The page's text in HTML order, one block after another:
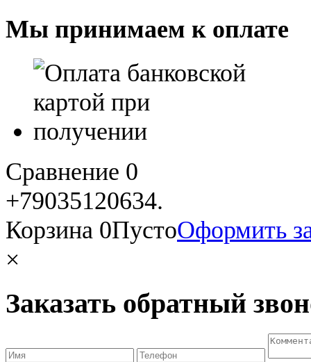
Мы принимаем к оплате
Сравнение 0
+79035120634​.
Корзина 0ПустоОформить
×
Заказать обратный